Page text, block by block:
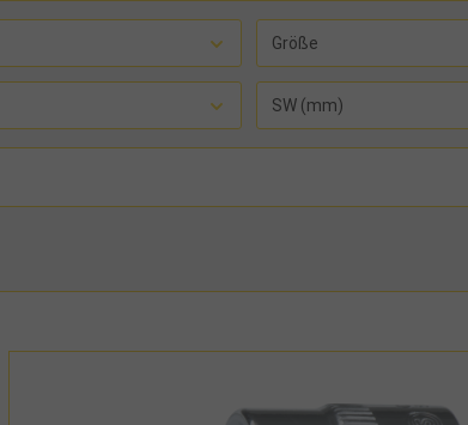
Größe
SW (mm)